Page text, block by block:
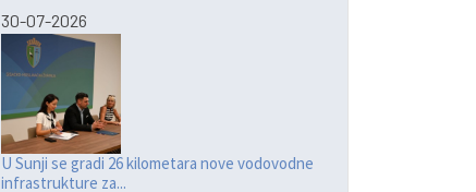
30-07-2026
U Sunji se gradi 26 kilometara nove vodovodne
infrastrukture za...